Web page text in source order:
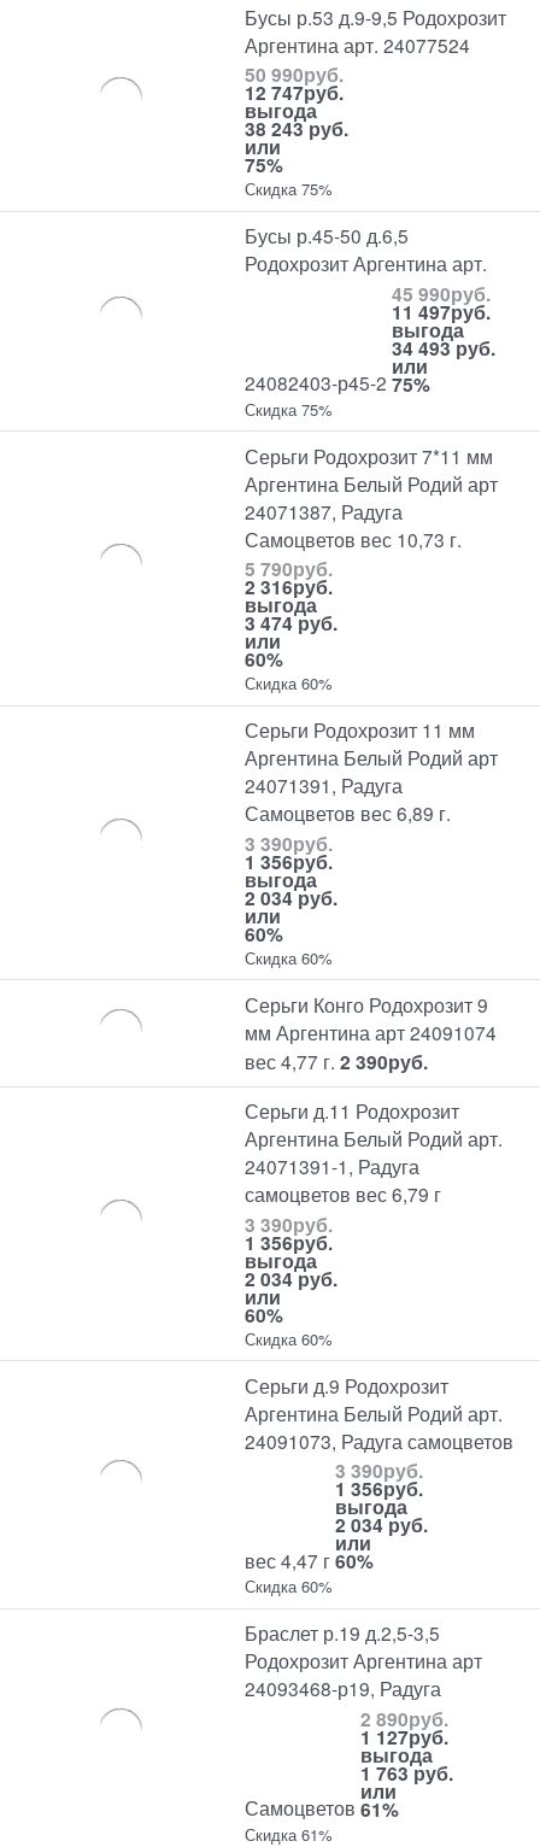
Бусы р.53 д.9-9,5 Родохрозит
Аргентина арт. 24077524
50 990руб.
12 747руб.
выгода
38 243 руб.
или
75%
Скидка 75%
Бусы р.45-50 д.6,5
Родохрозит Аргентина арт.
24082403-р45-2
45 990руб.
11 497руб.
выгода
34 493 руб.
или
75%
Скидка 75%
Серьги Родохрозит 7*11 мм
Аргентина Белый Родий арт
24071387, Радуга
Самоцветов вес 10,73 г.
5 790руб.
2 316руб.
выгода
3 474 руб.
или
60%
Скидка 60%
Серьги Родохрозит 11 мм
Аргентина Белый Родий арт
24071391, Радуга
Самоцветов вес 6,89 г.
3 390руб.
1 356руб.
выгода
2 034 руб.
или
60%
Скидка 60%
Серьги Конго Родохрозит 9
мм Аргентина арт 24091074
вес 4,77 г. 2 390руб.
Серьги д.11 Родохрозит
Аргентина Белый Родий арт.
24071391-1, Радуга
самоцветов вес 6,79 г
3 390руб.
1 356руб.
выгода
2 034 руб.
или
60%
Скидка 60%
Серьги д.9 Родохрозит
Аргентина Белый Родий арт.
24091073, Радуга самоцветов
вес 4,47 г
3 390руб.
1 356руб.
выгода
2 034 руб.
или
60%
Скидка 60%
Браслет р.19 д.2,5-3,5
Родохрозит Аргентина арт
24093468-р19, Радуга
Самоцветов
2 890руб.
1 127руб.
выгода
1 763 руб.
или
61%
Скидка 61%